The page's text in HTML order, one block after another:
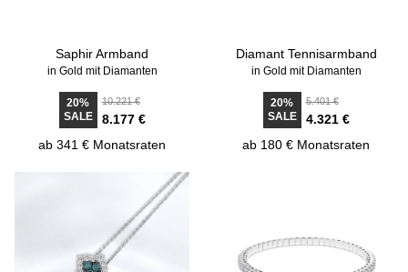
Saphir Armband
in Gold mit Diamanten
20%
SALE
10.221 €
8.177 €
ab 341 € Monatsraten
Diamant Tennisarmband
in Gold mit Diamanten
20%
SALE
5.401 €
4.321 €
ab 180 € Monatsraten